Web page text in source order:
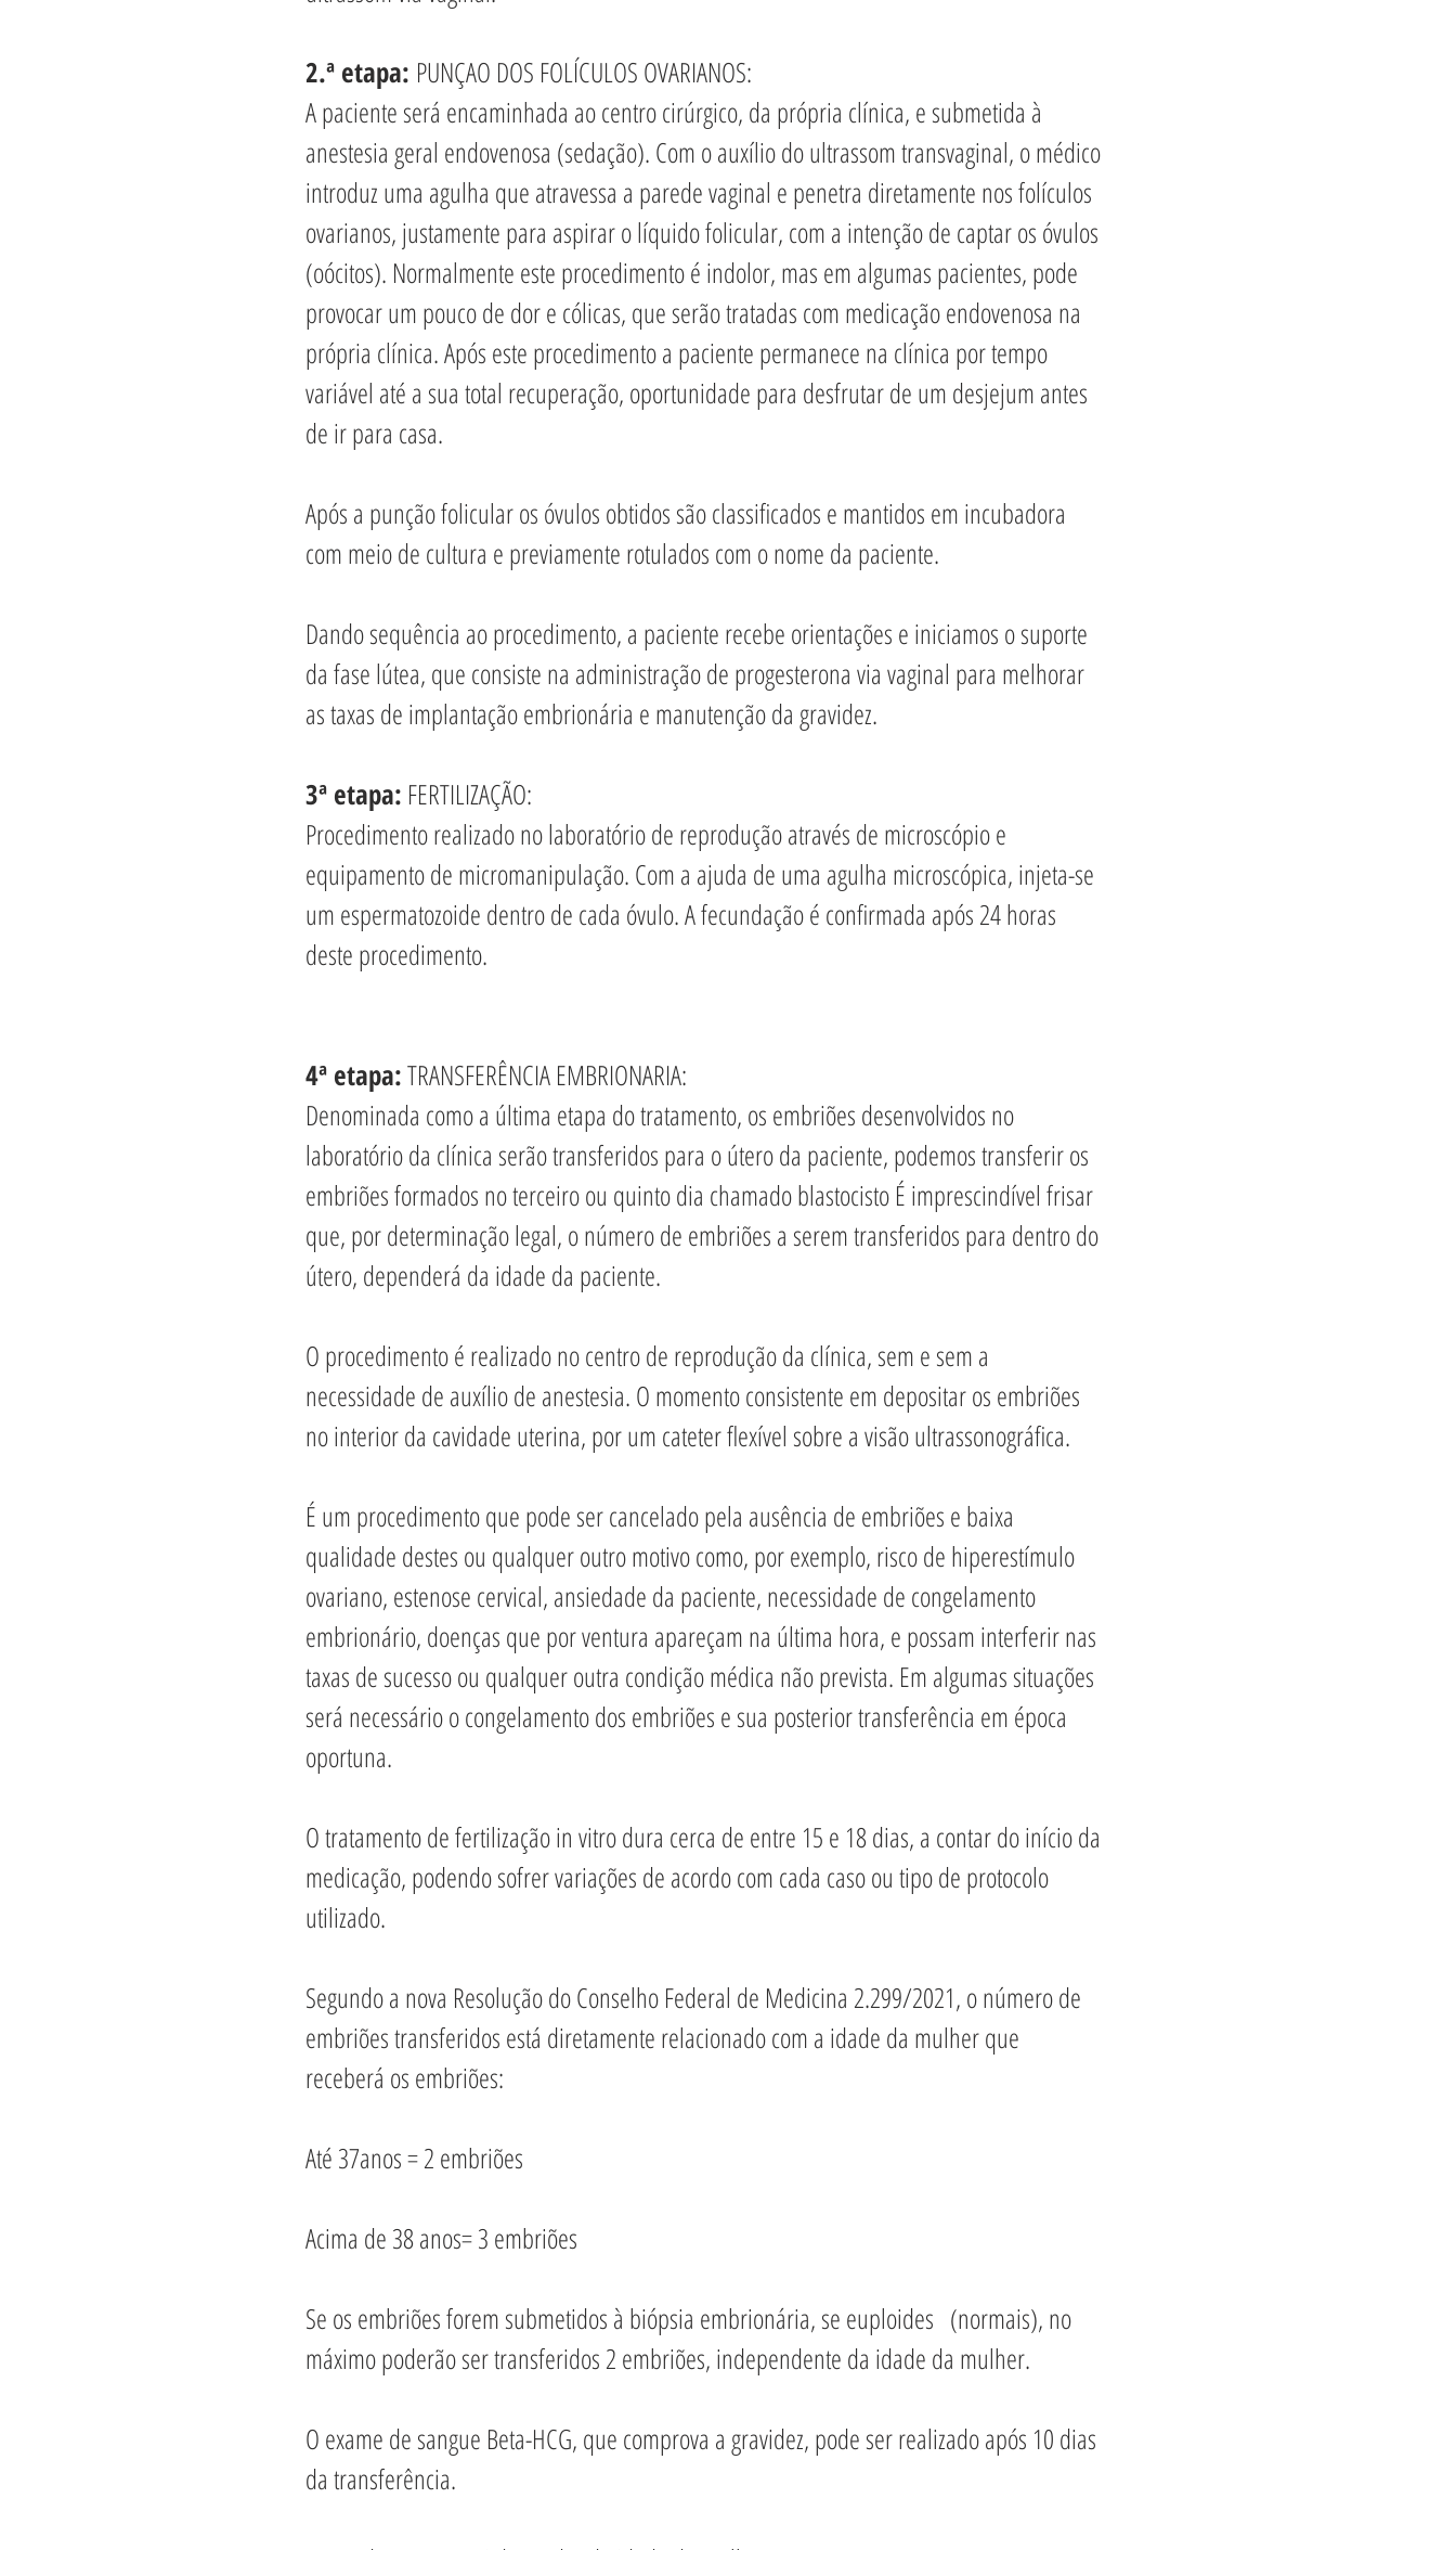
2.ª etapa: PUNÇAO DOS FOLÍCULOS OVARIANOS:
A paciente será encaminhada ao centro cirúrgico, da própria clínica, e submetida à
anestesia geral endovenosa (sedação). Com o auxílio do ultrassom transvaginal, o médico
introduz uma agulha que atravessa a parede vaginal e penetra diretamente nos folículos
ovarianos, justamente para aspirar o líquido folicular, com a intenção de captar os óvulos
(oócitos). Normalmente este procedimento é indolor, mas em algumas pacientes, pode
provocar um pouco de dor e cólicas, que serão tratadas com medicação endovenosa na
própria clínica. Após este procedimento a paciente permanece na clínica por tempo
variável até a sua total recuperação, oportunidade para desfrutar de um desjejum antes
de ir para casa.
Após a punção folicular os óvulos obtidos são classificados e mantidos em incubadora
com meio de cultura e previamente rotulados com o nome da paciente.
Dando sequência ao procedimento, a paciente recebe orientações e iniciamos o suporte
da fase lútea, que consiste na administração de progesterona via vaginal para melhorar
as taxas de implantação embrionária e manutenção da gravidez.
3ª etapa: FERTILIZAÇÃO:
Procedimento realizado no laboratório de reprodução através de microscópio e
equipamento de micromanipulação. Com a ajuda de uma agulha microscópica, injeta-se
um espermatozoide dentro de cada óvulo. A fecundação é confirmada após 24 horas
deste procedimento.
4ª etapa: TRANSFERÊNCIA EMBRIONARIA:
Denominada como a última etapa do tratamento, os embriões desenvolvidos no
laboratório da clínica serão transferidos para o útero da paciente, podemos transferir os
embriões formados no terceiro ou quinto dia chamado blastocisto É imprescindível frisar
que, por determinação legal, o número de embriões a serem transferidos para dentro do
útero, dependerá da idade da paciente.
O procedimento é realizado no centro de reprodução da clínica, sem e sem a
necessidade de auxílio de anestesia. O momento consistente em depositar os embriões
no interior da cavidade uterina, por um cateter flexível sobre a visão ultrassonográfica.
É um procedimento que pode ser cancelado pela ausência de embriões e baixa
qualidade destes ou qualquer outro motivo como, por exemplo, risco de hiperestímulo
ovariano, estenose cervical, ansiedade da paciente, necessidade de congelamento
embrionário, doenças que por ventura apareçam na última hora, e possam interferir nas
taxas de sucesso ou qualquer outra condição médica não prevista. Em algumas situações
será necessário o congelamento dos embriões e sua posterior transferência em época
oportuna.
O tratamento de fertilização in vitro dura cerca de entre 15 e 18 dias, a contar do início da
medicação, podendo sofrer variações de acordo com cada caso ou tipo de protocolo
utilizado.
Segundo a nova Resolução do Conselho Federal de Medicina 2.299/2021, o número de
embriões transferidos está diretamente relacionado com a idade da mulher que
receberá os embriões:
Até 37anos = 2 embriões
Acima de 38 anos= 3 embriões
Se os embriões forem submetidos à biópsia embrionária, se euploides   (normais), no
máximo poderão ser transferidos 2 embriões, independente da idade da mulher.
O exame de sangue Beta-HCG, que comprova a gravidez, pode ser realizado após 10 dias
da transferência.